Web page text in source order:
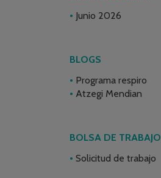
Junio 2026
BLOGS
Programa respiro
Atzegi Mendian
BOLSA DE TRABAJO
Solicitud de trabajo